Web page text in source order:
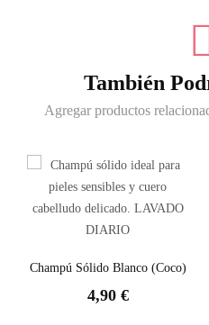
También
Agregar productos
Champú Sólido Blanco (Coco)
4,90 €